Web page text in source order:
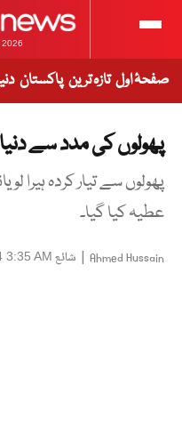
2026
صفحۂ اول تازہ ترین پاکستان
پھولوں کی مدد سے دنیا
پھولوں سے تیار کردہ ہیرا
عطیہ کیا گیا۔
Ahmed Hussain
| شائع 3:35 AM